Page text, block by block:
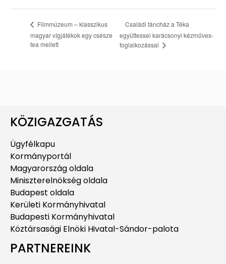
Filmmúzeum – klasszikus
magyar vígjátékok egy csésze
tea mellett
Családi táncház a Téka
együttessel karácsonyi kézműves-
foglalkozással
KÖZIGAZGATÁS
Ügyfélkapu
Kormányportál
Magyarország oldala
Miniszterelnökség oldala
Budapest oldala
Kerületi Kormányhivatal
Budapesti Kormányhivatal
Köztársasági Elnöki Hivatal-Sándor-palota
PARTNEREINK